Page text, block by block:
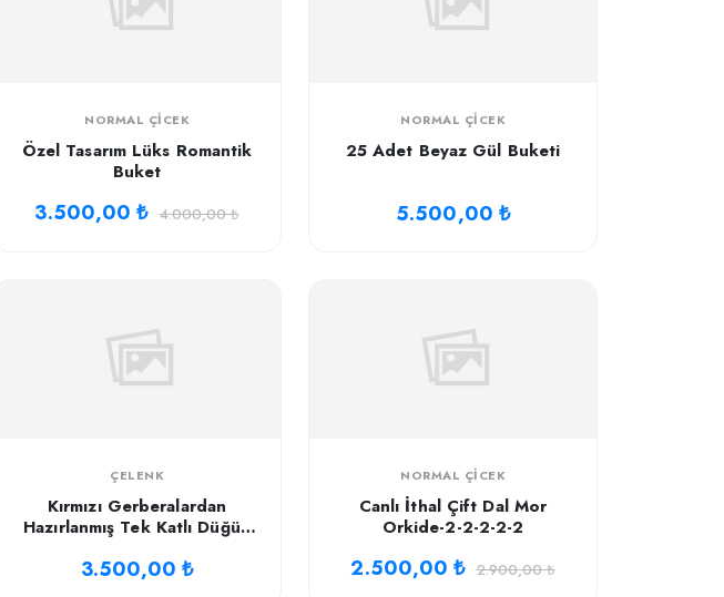
NORMAL ÇICEK
Özel Tasarım Lüks Romantik
Buket
3.500,00 ₺ 4.000,00 ₺
NORMAL ÇICEK
25 Adet Beyaz Gül Buketi
5.500,00 ₺
ÇELENK
Kırmızı Gerberalardan
Hazırlanmış Tek Katlı Düğün
3.500,00 ₺
NORMAL ÇICEK
Canlı İthal Çift Dal Mor
Orkide-2-2-2-2-2
2.500,00 ₺ 2.900,00 ₺